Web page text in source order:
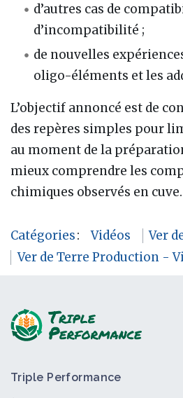
d’autres cas de
d’incompatibilité ;
de nouvelles
oligo-éléments et les
L’objectif annoncé est de
des repères simples pour
au moment de la
mieux comprendre les
chimiques observés en cuve.
Catégories: Vidéos
Ver
Ver de Terre Production -
Triple Performance